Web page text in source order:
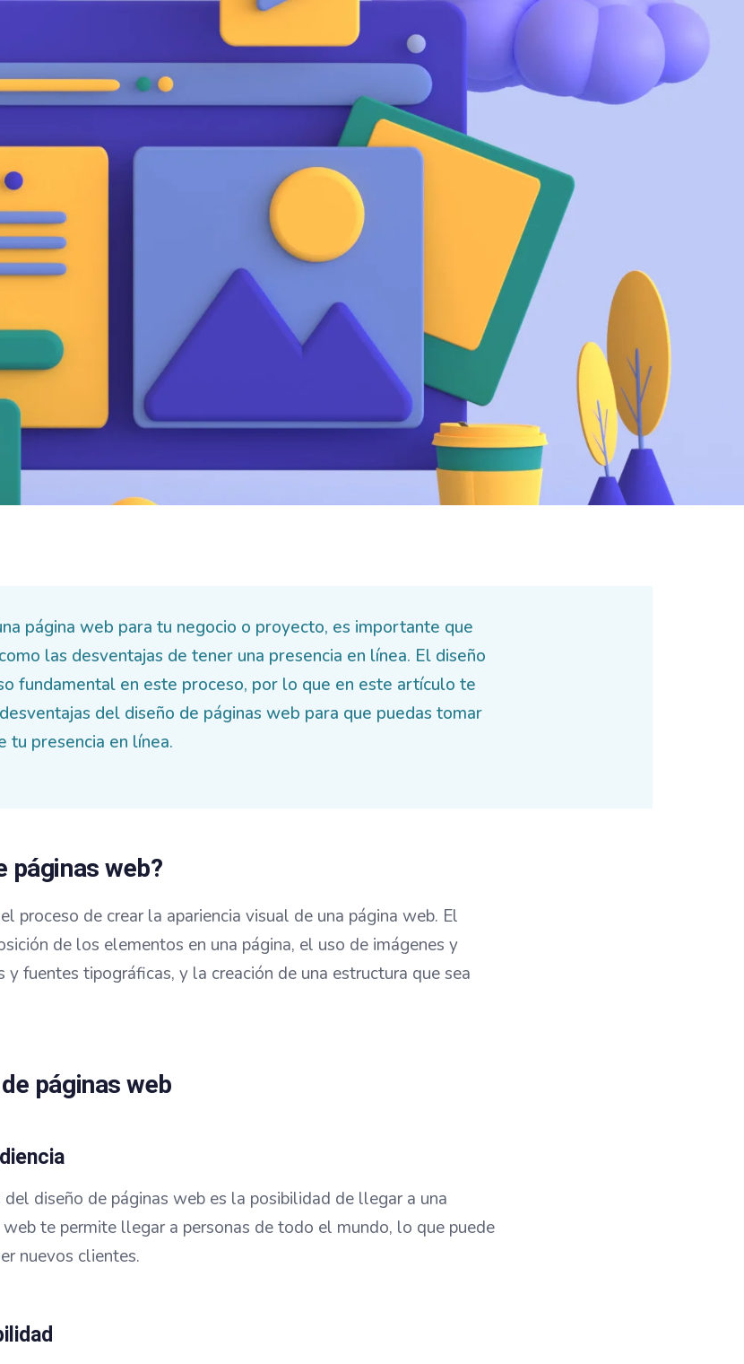
página web para tu negocio o proyecto, es importante que
las desventajas de tener una presencia en línea. El diseño
fundamental en este proceso, por lo que en este artículo te
del diseño de páginas web para que puedas tomar
tu presencia en línea.
páginas web?
proceso de crear la apariencia visual de una página web. El
de los elementos en una página, el uso de imágenes y
fuentes tipográficas, y la creación de una estructura que sea
páginas web
diseño de páginas web es la posibilidad de llegar a una
te permite llegar a personas de todo el mundo, lo que puede
nuevos clientes.